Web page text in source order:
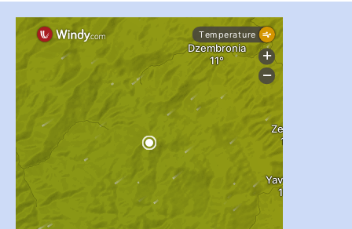
pimrec_project